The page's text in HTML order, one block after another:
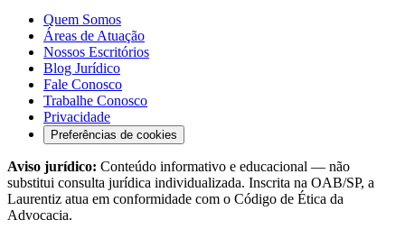
Quem Somos
Áreas de Atuação
Nossos Escritórios
Blog Jurídico
Fale Conosco
Trabalhe Conosco
Privacidade
Preferências de cookies
Aviso jurídico: Conteúdo informativo e educacional — não
substitui consulta jurídica individualizada. Inscrita na OAB/SP, a
Laurentiz atua em conformidade com o Código de Ética da
Advocacia.